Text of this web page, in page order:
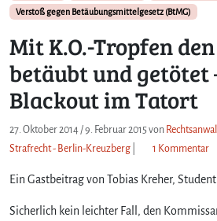
Verstoß gegen Betäubungsmittelgesetz (BtMG)
Mit K.O.-Tropfen
betäubt und getötet
Blackout im Tatort
27. Oktober 2014 /9. Februar 2015von
Strafrecht - Berlin-Kreuzberg
1 Kommentarz
M
t
Ein Gastbeitrag von Tobias Kreher,
Sicherlich kein leichter Fall, den